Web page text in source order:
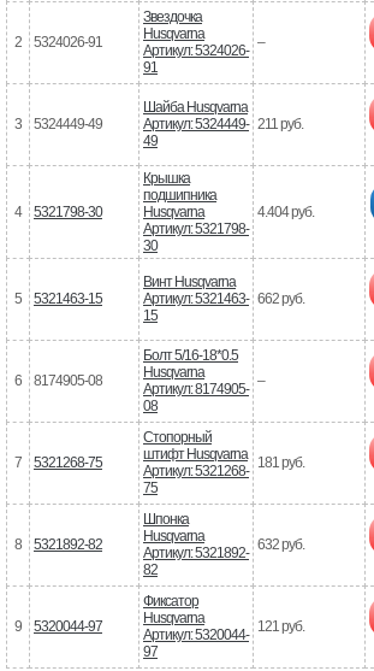
2 5324026-91
Звездочка
Husqvarna
Артикул: 5324026-
91
–
3 5324449-49
Шайба Husqvarna
Артикул: 5324449-
49
211 руб.
4 5321798-30
Крышка
подшипника
Husqvarna
Артикул: 5321798-
30
4.404 руб.
5 5321463-15
Винт Husqvarna
Артикул: 5321463-
15
662 руб.
6 8174905-08
Болт 5/16-18*0.5
Husqvarna
Артикул: 8174905-
08
–
7 5321268-75
Стопорный
штифт Husqvarna
Артикул: 5321268-
75
181 руб.
8 5321892-82
Шпонка
Husqvarna
Артикул: 5321892-
82
632 руб.
9 5320044-97
Фиксатор
Husqvarna
Артикул: 5320044-
97
121 руб.